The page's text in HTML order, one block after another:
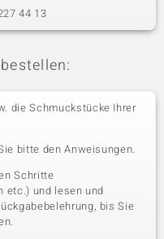
44 13
die Schmuckstücke Ihrer
bitte den Anweisungen.
Schritte
etc.) und lesen und
bis Sie